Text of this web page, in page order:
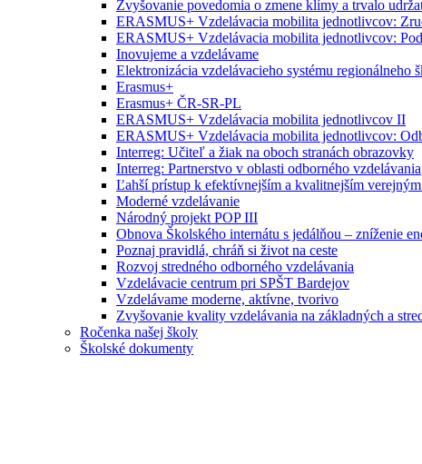
Zvyšovanie povedomia o zmene klímy a trvalo
ERASMUS+ Vzdelávacia mobilita jednotlivcov:
ERASMUS+ Vzdelávacia mobilita jednotlivcov:
Inovujeme a vzdelávame
Elektronizácia vzdelávacieho systému regionálneho
Erasmus+
Erasmus+ ČR-SR-PL
ERASMUS+ Vzdelávacia mobilita jednotlivcov II
ERASMUS+ Vzdelávacia mobilita jednotlivcov:
Interreg: Učiteľ a žiak na oboch stranách obrazovky
Interreg: Partnerstvo v oblasti odborného vzdelávania
Ľahší prístup k efektívnejším a kvalitnejším
Moderné vzdelávanie
Národný projekt POP III
Obnova Školského internátu s jedálňou – zníženie
Poznaj pravidlá, chráň si život na ceste
Rozvoj stredného odborného vzdelávania
Vzdelávacie centrum pri SPŠT Bardejov
Vzdelávame moderne, aktívne, tvorivo
Zvyšovanie kvality vzdelávania na základných a
Ročenka našej školy
Školské dokumenty